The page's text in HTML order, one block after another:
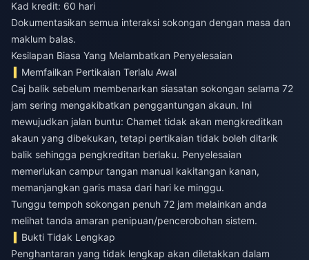
Kad kredit: 60 hari
Dokumentasikan semua interaksi sokongan dengan masa dan
maklum balas.
Kesilapan Biasa Yang Melambatkan Penyelesaian
Memfailkan Pertikaian Terlalu Awal
Caj balik sebelum membenarkan siasatan sokongan selama 72
jam sering mengakibatkan penggantungan akaun. Ini
mewujudkan jalan buntu: Chamet tidak akan mengkreditkan
akaun yang dibekukan, tetapi pertikaian tidak boleh ditarik
balik sehingga pengkreditan berlaku. Penyelesaian
memerlukan campur tangan manual kakitangan kanan,
memanjangkan garis masa dari hari ke minggu.
Tunggu tempoh sokongan penuh 72 jam melainkan anda
melihat tanda amaran penipuan/pencerobohan sistem.
Bukti Tidak Lengkap
Penghantaran yang tidak lengkap akan diletakkan dalam